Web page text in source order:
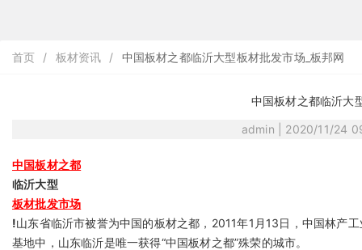
首页 / 板材资讯 / 中国板材之都临沂大型板材批发市场_板邦网
中国板材之都临沂大
admin | 2020/11/24
中国板材之都
临沂大型
板材批发市场
!山东省临沂市被誉为中国的板材之都，2011年1月13日，中国林产
基地中，山东临沂是唯一获得“中国板材之都”殊荣的城市。